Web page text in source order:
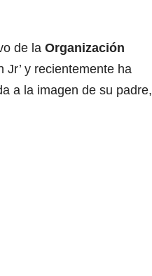
de la Organización
Jr’ y recientemente ha
a la imagen de su padre,